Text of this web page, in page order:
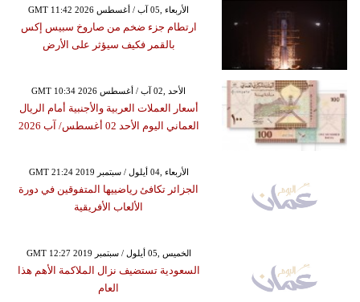
GMT 11:42 2026 الأربعاء ,05 آب / أغسطس
ارتطام جزء ضخم من صاروخ سبيس إكس
بالقمر فكيف سيؤثر على الأرض
GMT 10:34 2026 الأحد ,02 آب / أغسطس
أسعار العملات العربية والأجنبية أمام الريال
العماني اليوم الأحد 02 أغسطس/ آب 2026
GMT 21:24 2019 الأربعاء ,04 أيلول / سبتمبر
الجزائر تكافئ رياضييها المتفوقين في دورة
الألعاب الأفريقية
GMT 12:27 2019 الخميس ,05 أيلول / سبتمبر
السعودية تستضيف نزال الملاكمة الأهم هذا
العام